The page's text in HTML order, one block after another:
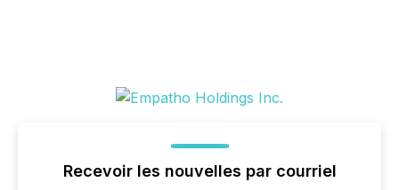
Recevoir les nouvelles par courriel